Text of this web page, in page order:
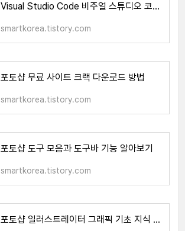
Visual Studio Code 비주얼 스튜디오 코드 필수 Extension 5가지 추천
smartkorea.tistory.com
포토샵 무료 사이트 크랙 다운로드 방법
smartkorea.tistory.com
포토샵 도구 모음과 도구바 기능 알아보기
smartkorea.tistory.com
포토샵 일러스트레이터 그래픽 기초 지식 벡터와 비트맵 차이